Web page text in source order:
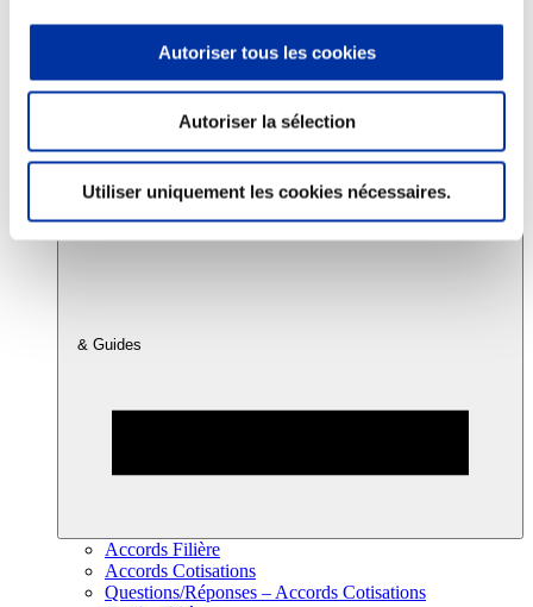
Autoriser tous les cookies
Autoriser la sélection
Utiliser uniquement les cookies nécessaires.
Consommation
Sécurité sanitaire
Juste rémunération et attractivité des métiers
Info-veille scientifique
Accords
& Guides
Accords Filière
Accords Cotisations
Questions/Réponses – Accords Cotisations